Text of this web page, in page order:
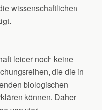
wissenschaftlichen
leider noch keine
die die in
biologischen
können. Daher